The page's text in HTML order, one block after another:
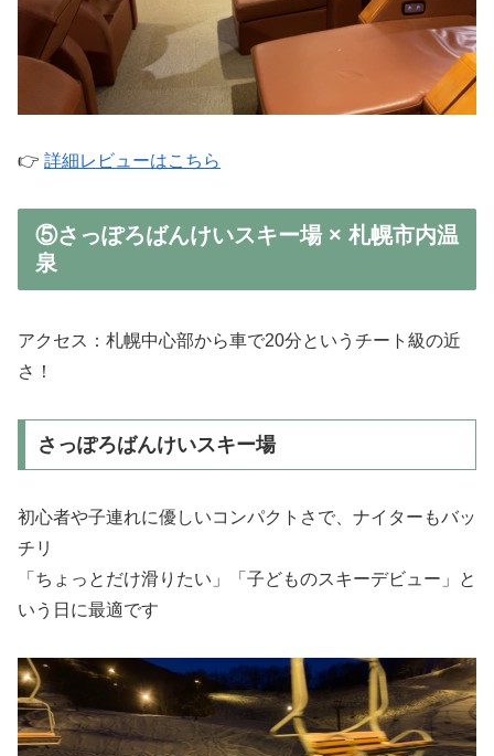
👉 詳細レビューはこちら
⑤さっぽろばんけいスキー場 × 札幌市内温
泉
アクセス：札幌中心部から車で20分というチート級の近
さ！
さっぽろばんけいスキー場
初心者や子連れに優しいコンパクトさで、ナイターもバッ
チリ
「ちょっとだけ滑りたい」「子どものスキーデビュー」と
いう日に最適です